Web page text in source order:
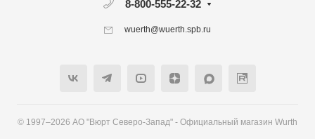
8-800-555-22-32
wuerth@wuerth.spb.ru
© 1997–2026 АО "Вюрт Северо-Запад" - Официальный магазин Wurth